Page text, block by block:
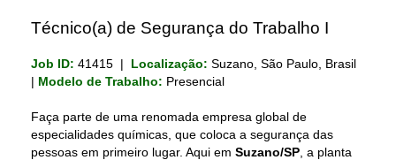
Técnico(a) de Segurança do Trabalho I
Job ID: 41415 | Localização: Suzano, São Paulo, Brasil
| Modelo de Trabalho: Presencial
Faça parte de uma renomada empresa global de
especialidades químicas, que coloca a segurança das
pessoas em primeiro lugar. Aqui em Suzano/SP , a planta